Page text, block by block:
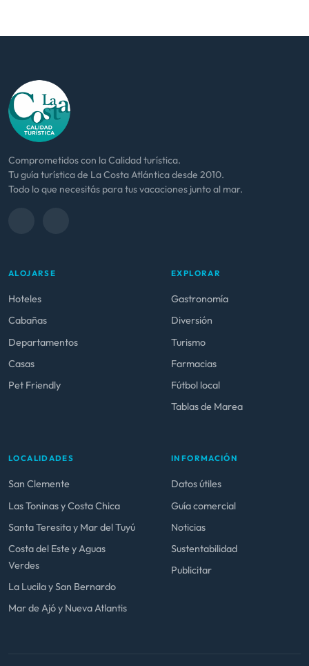
Comprometidos con la Calidad turística.
Tu guía turística de La Costa Atlántica desde 2010.
Todo lo que necesitás para tus vacaciones junto al mar.
ALOJARSE
Hoteles
Cabañas
Departamentos
Casas
Pet Friendly
EXPLORAR
Gastronomía
Diversión
Turismo
Farmacias
Fútbol local
Tablas de Marea
LOCALIDADES
San Clemente
Las Toninas y Costa Chica
Santa Teresita y Mar del Tuyú
Costa del Este y Aguas
Verdes
La Lucila y San Bernardo
Mar de Ajó y Nueva Atlantis
INFORMACIÓN
Datos útiles
Guía comercial
Noticias
Sustentabilidad
Publicitar